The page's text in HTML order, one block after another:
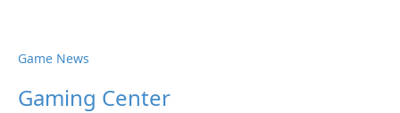
Game News
Gaming Center